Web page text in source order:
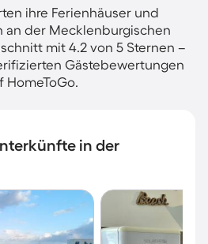
ihre Ferienhäuser und
an der Mecklenburgischen
mit 4.2 von 5 Sternen –
Gästebewertungen
HomeToGo.
in der